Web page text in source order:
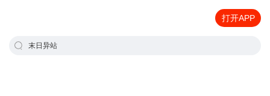
打开APP
末日异站